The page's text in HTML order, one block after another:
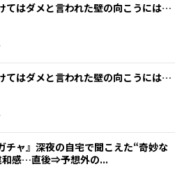
てはダメと言われた壁の向こうには…
てはダメと言われた壁の向こうには…
チャ』深夜の自宅で聞こえた“奇妙な
和感…直後⇒予想外の...